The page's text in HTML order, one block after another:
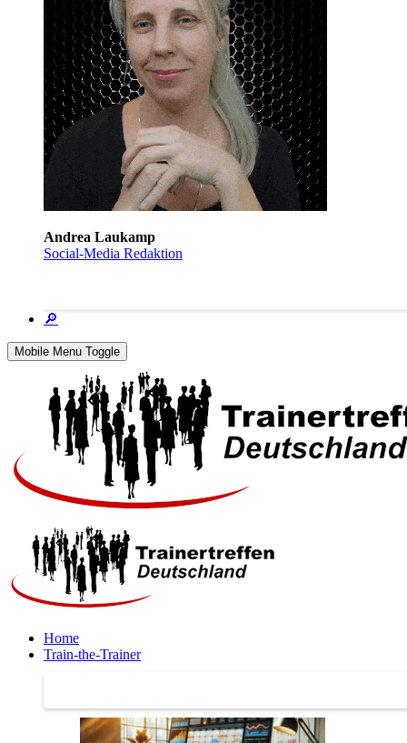
Andrea Laukamp
Social-Media Redaktion
🔎
Mobile Menu Toggle
Home
Train-the-Trainer